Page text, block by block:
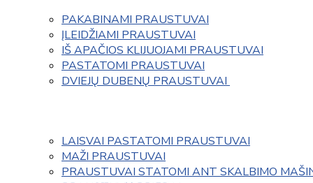
PAKABINAMI PRAUSTUVAI
ĮLEIDŽIAMI PRAUSTUVAI
IŠ APAČIOS KLIJUOJAMI PRAUSTUVAI
PASTATOMI PRAUSTUVAI
DVIEJŲ DUBENŲ PRAUSTUVAI
LAISVAI PASTATOMI PRAUSTUVAI
MAŽI PRAUSTUVAI
PRAUSTUVAI STATOMI ANT SKALBIMO